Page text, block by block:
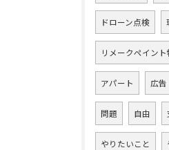
ドローン点検
リメークペイン
アパート 広告
問題 自由
やりたいこと